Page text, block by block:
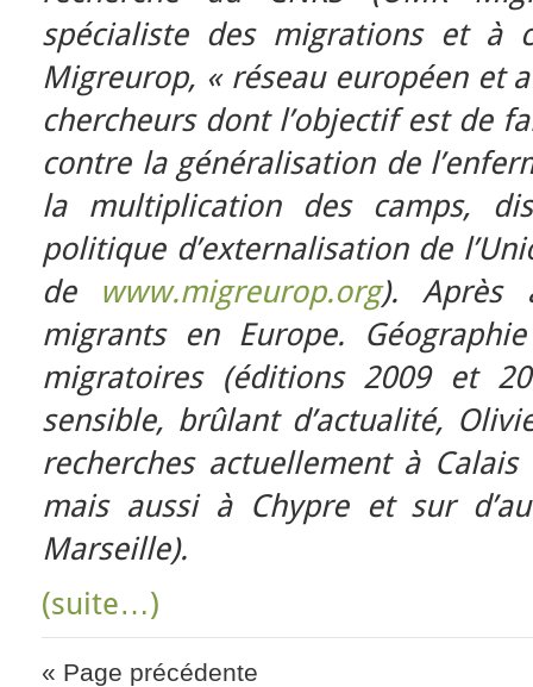
spécialiste des migrations et à
Migreurop, « réseau européen et
chercheurs dont l’objectif est de
contre la généralisation de
la multiplication des camps,
politique d’externalisation de
de www.migreurop.org). Après
migrants en Europe.
migratoires (éditions 2009 et
sensible, brûlant d’actualité,
recherches actuellement à
mais aussi à Chypre et sur
Marseille).
(suite…)
« Page précédente